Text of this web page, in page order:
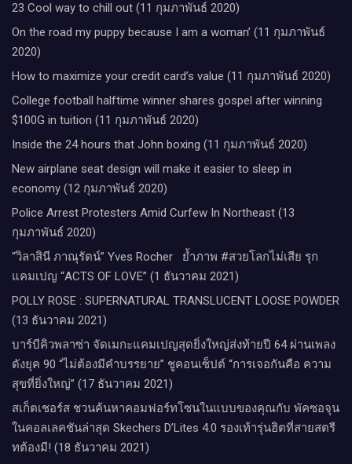
23 Cool way to chill out (11 กุมภาพันธ์ 2020)
On the road my puppy because I am a woman’ (11 กุมภาพันธ์
2020)
How to maximize your credit card’s value (11 กุมภาพันธ์ 2020)
College football halftime winner shares gospel after winning
$100G in tuition (11 กุมภาพันธ์ 2020)
Inside the 24 hours that John boxing (11 กุมภาพันธ์ 2020)
New airplane seat design will make it easier to sleep in
economy (12 กุมภาพันธ์ 2020)
Police Arrest Protesters Amid Curfew In Northeast (13
กุมภาพันธ์ 2020)
“วิลาสินี ภาณุรัตน์” Yves Rocher​ ย้ำภาพ #สวยโลกไม่เสีย รุก
แคมเปญ “ACTS OF LOVE” (1 ธันวาคม 2021)
POLLY ROSE : SUPERNATURAL TRANSLUCENT LOOSE POWDER
(13 ธันวาคม 2021)
บาร์บีคิวพลาซ่า จัดเมกะแคมเปญสุดยิ่งใหญ่ส่งท้ายปี 64 ผ่านเพลง
ดังยุค 90 “ไม่ต้องมีคำบรรยาย” ชูคอนเซ็ปต์ “การเจอกันคือ ความ
สุขที่ยิ่งใหญ่” (17 ธันวาคม 2021)
สเก็ตเชอร์ส ชวนค้นหาคอมฟอร์ทโซนในแบบของคุณกับ พัคซอจุน
ในคอลเลคชันล่าสุด Skechers D’Lites 4.0 รองเท้ารุ่นฮิตที่สายสตรี
ทต้องมี! (18 ธันวาคม 2021)